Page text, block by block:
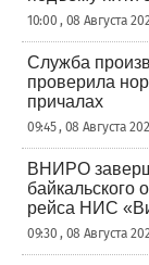
10:00 , 08 Августа
Служба
проверила
причалах
09:45 , 08 Августа
ВНИРО
байкальского
рейса НИС
09:30 , 08 Августа